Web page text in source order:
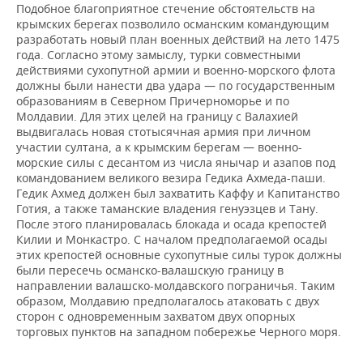
Подобное благоприятное стечение обстоятельств на
крымских берегах позволило османским командующим
разработать новый план военных действий на лето 1475
года. Согласно этому замыслу, турки совместными
действиями сухопутной армии и военно-морского флота
должны были нанести два удара — по государственным
образованиям в Северном Причерноморье и по
Молдавии. Для этих целей на границу с Валахией
выдвигалась новая стотысячная армия при личном
участии султана, а к крымским берегам — военно-
морские силы с десантом из числа янычар и азапов под
командованием великого везира Гедика Ахмеда-паши.
Гедик Ахмед должен был захватить Каффу и Капитанство
Готия, а также таманские владения генуэзцев и Тану.
После этого планировалась блокада и осада крепостей
Килии и Монкастро. С началом предполагаемой осады
этих крепостей основные сухопутные силы турок должны
были пересечь османско-валашскую границу в
направлении валашско-молдавского пограничья. Таким
образом, Молдавию предполагалось атаковать с двух
сторон с одновременным захватом двух опорных
торговых пунктов на западном побережье Черного моря.